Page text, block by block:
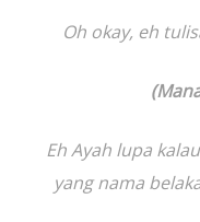
Oh okay, eh
Eh Ayah lupa
yang nama